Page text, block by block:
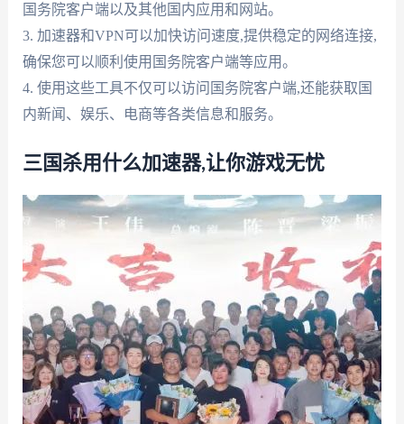
国务院客户端以及其他国内应用和网站。
3. 加速器和VPN可以加快访问速度,提供稳定的网络连接,
确保您可以顺利使用国务院客户端等应用。
4. 使用这些工具不仅可以访问国务院客户端,还能获取国
内新闻、娱乐、电商等各类信息和服务。
三国杀用什么加速器,让你游戏无忧